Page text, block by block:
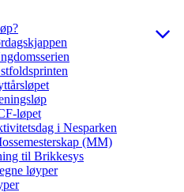
løpet
i Nesparken
(MM)
til Brikkesys
løyper